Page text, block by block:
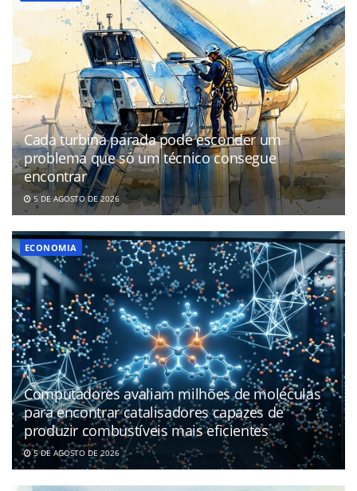
Cada turbina parada pode esconder um
problema que só um técnico consegue
encontrar
5 DE AGOSTO DE 2026
ECONOMIA
Computadores avaliam milhões de moléculas
para encontrar catalisadores capazes de
produzir combustíveis mais eficientes
5 DE AGOSTO DE 2026